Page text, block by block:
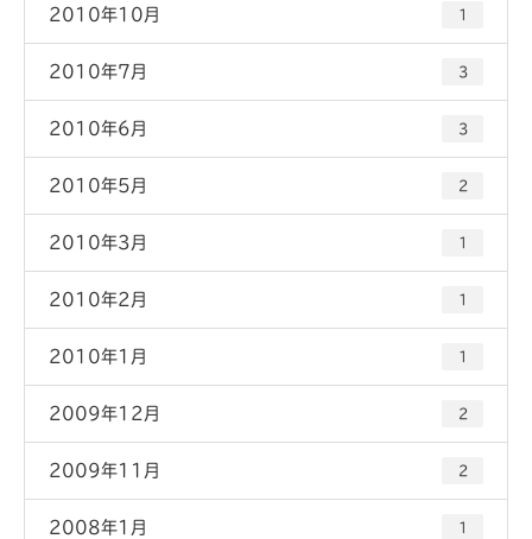
2010年10月 1
2010年7月 3
2010年6月 3
2010年5月 2
2010年3月 1
2010年2月 1
2010年1月 1
2009年12月 2
2009年11月 2
2008年1月 1